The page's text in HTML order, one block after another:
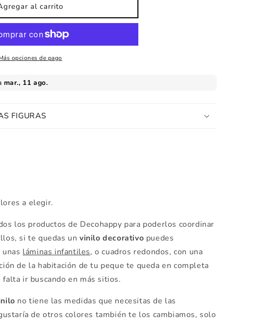
al carrito
opciones de pago
FIGURAS
a elegir.
los productos de Decohappy para poderlos coordinar
si te quedas un vinilo decorativo puedes
láminas infantiles, o cuadros redondos, con una
de la habitación de tu peque te queda en completa
falta ir buscando en más sitios.
no tiene las medidas que necesitas de las
de otros colores también te los cambiamos, solo